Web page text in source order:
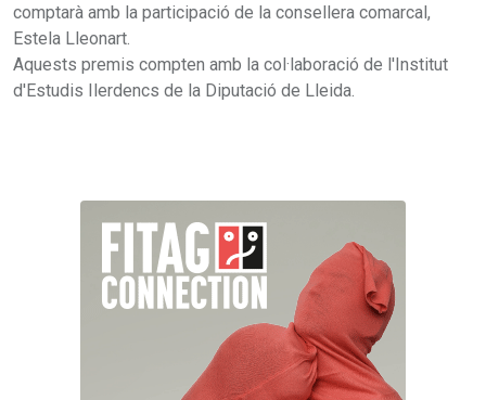
comptarà amb la participació de la consellera comarcal,
Estela Lleonart.
Aquests premis compten amb la col·laboració de l'Institut
d'Estudis Ilerdencs de la Diputació de Lleida.